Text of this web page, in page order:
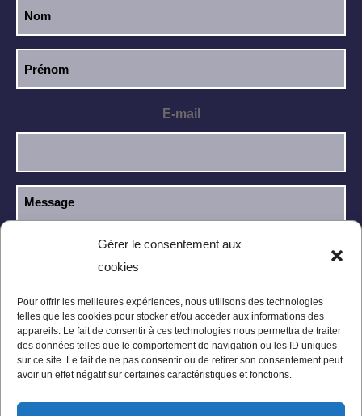
Gérer le consentement aux
cookies
Pour offrir les meilleures expériences, nous utilisons des technologies
telles que les cookies pour stocker et/ou accéder aux informations des
appareils. Le fait de consentir à ces technologies nous permettra de traiter
des données telles que le comportement de navigation ou les ID uniques
sur ce site. Le fait de ne pas consentir ou de retirer son consentement peut
avoir un effet négatif sur certaines caractéristiques et fonctions.
E-mail
J’ai lu et j’accepte la
confidentialité.